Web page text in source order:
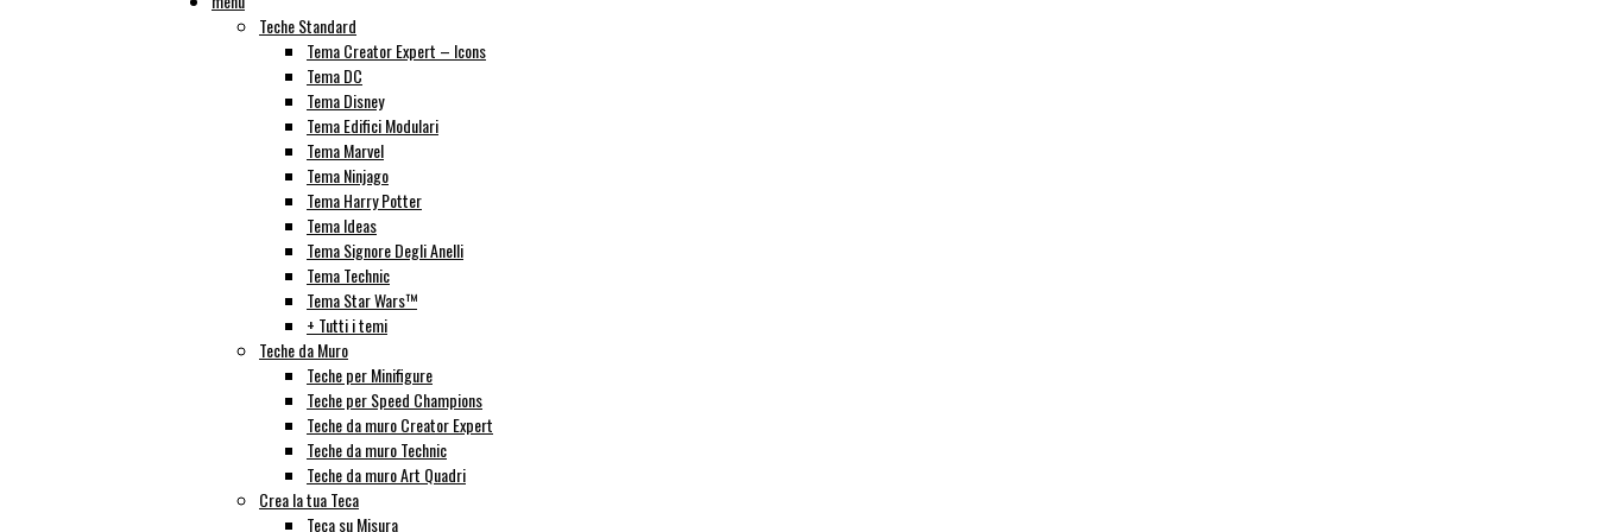
Teche Standard
Tema Creator Expert – Icons
Tema DC
Tema Disney
Tema Edifici Modulari
Tema Marvel
Tema Ninjago
Tema Harry Potter
Tema Ideas
Tema Signore Degli Anelli
Tema Technic
Tema Star Wars™
+ Tutti i temi
Teche da Muro
Teche per Minifigure
Teche per Speed Champions
Teche da muro Creator Expert
Teche da muro Technic
Teche da muro Art Quadri
Crea la tua Teca
Teca su Misura